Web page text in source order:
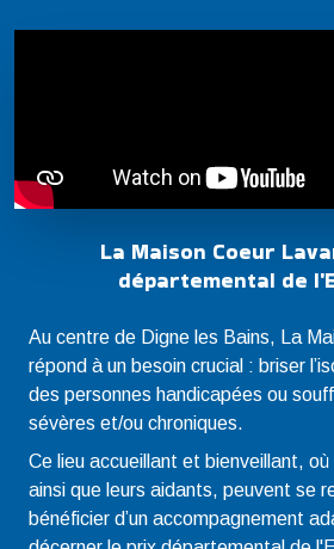
La Maison Coeur
départemental de
Au centre de Digne les Bains, La
répond à un besoin crucial : briser
des personnes handicapées ou
sévères et/ou chroniques.
Ce lieu accueillant et bienveillant,
ainsi que leurs aidants, peuvent se
bénéficier d’un accompagnement